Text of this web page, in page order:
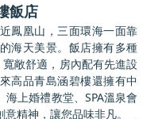
飯店
鳳凰山，三面環海一面靠
海天美景。飯店擁有多種
敞舒適，房內配有先進設
高品青島涵碧樓還擁有中
上婚禮教堂、SPA溫泉會
精神，讓您品味非凡。